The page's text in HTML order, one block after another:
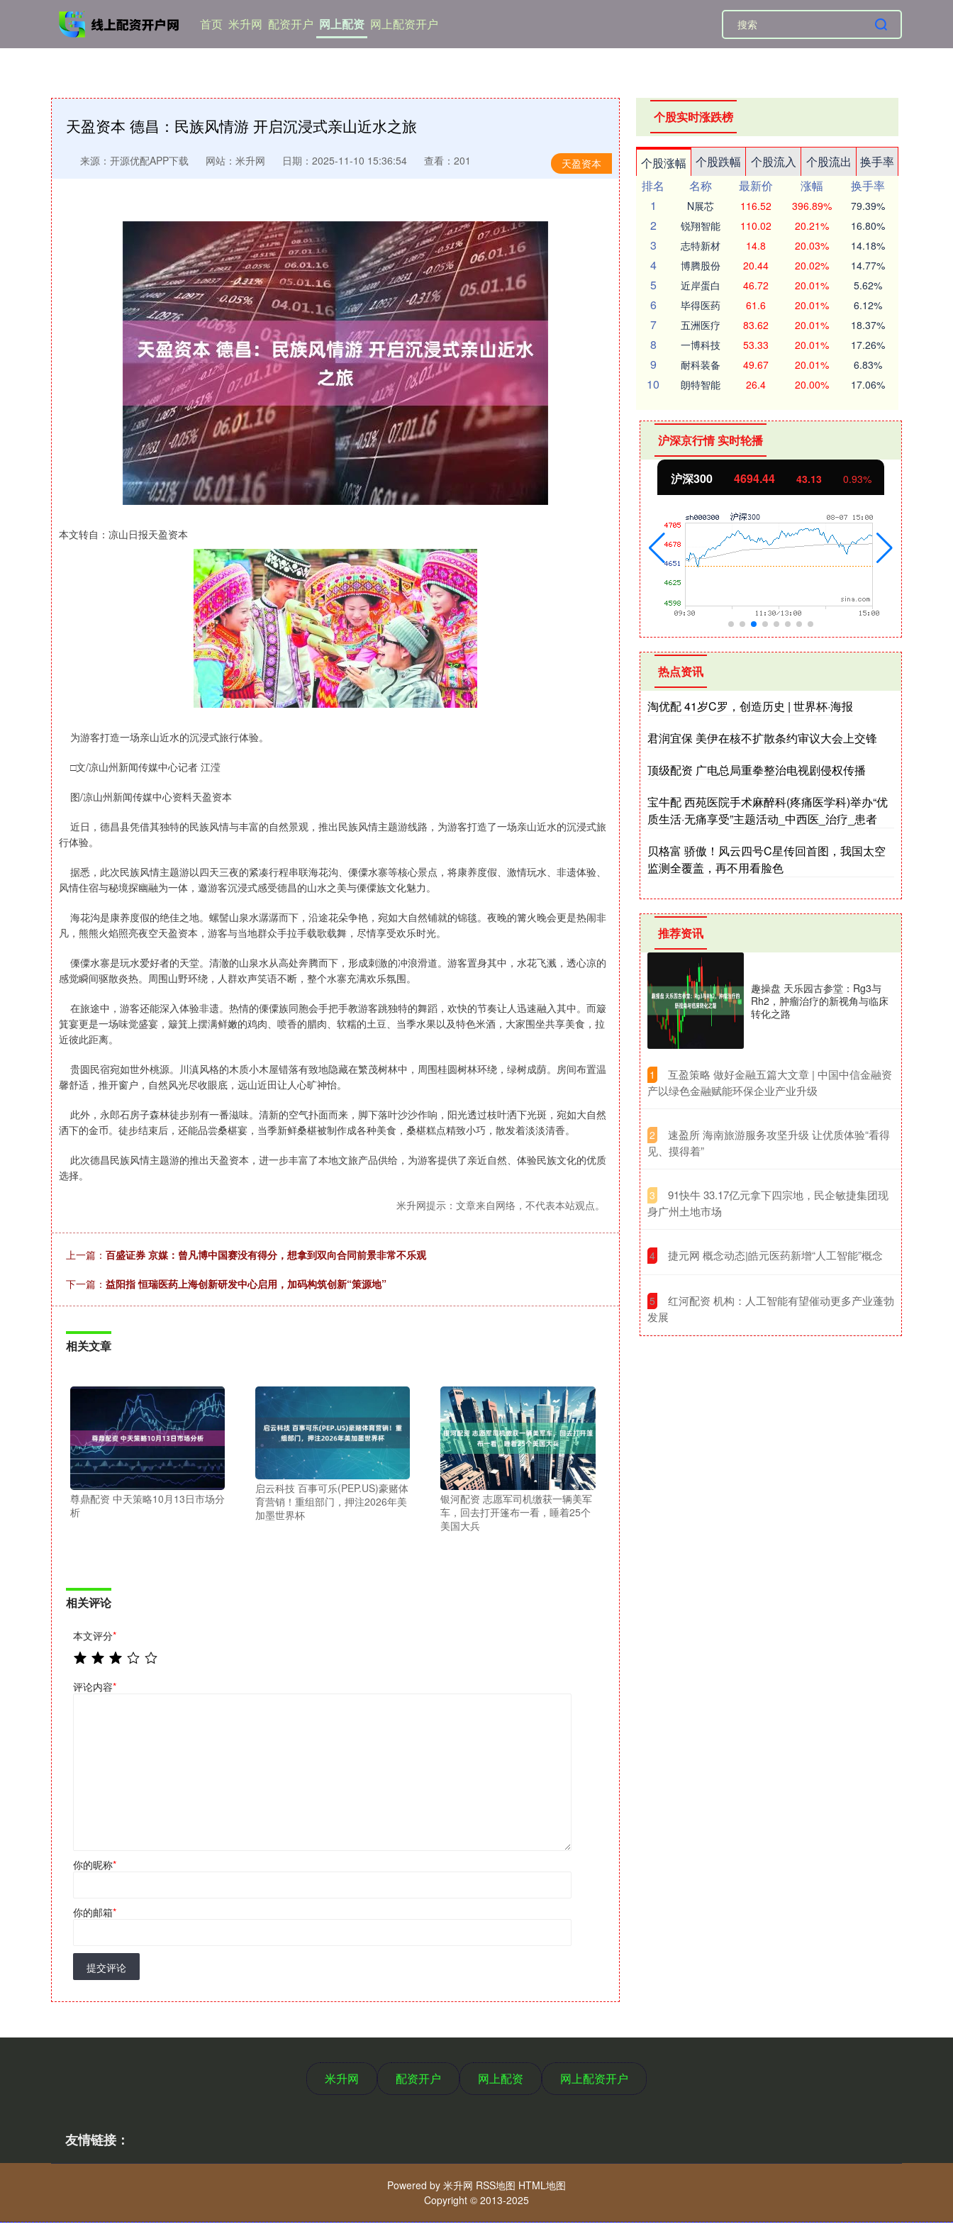
首页 米升网 配资开户 网上配资 网上配资开户
天盈资本 德昌：民族风情游 开启沉浸式亲山近水之旅
天盈资本
来源：开源优配APP下载 网站：米升网 日期：2025-11-10 15:36:54 查看：201
本文转自：凉山日报天盈资本
为游客打造一场亲山近水的沉浸式旅行体验。
□文/凉山州新闻传媒中心记者 江滢
图/凉山州新闻传媒中心资料天盈资本
近日，德昌县凭借其独特的民族风情与丰富的自然景观，推出民族风情主题游线路，为游客打造了一场亲山近水的沉浸式旅
行体验。
据悉，此次民族风情主题游以四天三夜的紧凑行程串联海花沟、傈僳水寨等核心景点，将康养度假、激情玩水、非遗体验、
风情住宿与秘境探幽融为一体，邀游客沉浸式感受德昌的山水之美与傈僳族文化魅力。
海花沟是康养度假的绝佳之地。螺髻山泉水潺潺而下，沿途花朵争艳，宛如大自然铺就的锦毯。夜晚的篝火晚会更是热闹非
凡，熊熊火焰照亮夜空天盈资本，游客与当地群众手拉手载歌载舞，尽情享受欢乐时光。
傈僳水寨是玩水爱好者的天堂。清澈的山泉水从高处奔腾而下，形成刺激的冲浪滑道。游客置身其中，水花飞溅，透心凉的
感觉瞬间驱散炎热。周围山野环绕，人群欢声笑语不断，整个水寨充满欢乐氛围。
在旅途中，游客还能深入体验非遗。热情的傈僳族同胞会手把手教游客跳独特的舞蹈，欢快的节奏让人迅速融入其中。而簸
箕宴更是一场味觉盛宴，簸箕上摆满鲜嫩的鸡肉、喷香的腊肉、软糯的土豆、当季水果以及特色米酒，大家围坐共享美食，拉
近彼此距离。
贵圆民宿宛如世外桃源。川滇风格的木质小木屋错落有致地隐藏在繁茂树林中，周围桂圆树林环绕，绿树成荫。房间布置温
馨舒适，推开窗户，自然风光尽收眼底，远山近田让人心旷神怡。
此外，永郎石房子森林徒步别有一番滋味。清新的空气扑面而来，脚下落叶沙沙作响，阳光透过枝叶洒下光斑，宛如大自然
洒下的金币。徒步结束后，还能品尝桑椹宴，当季新鲜桑椹被制作成各种美食，桑椹糕点精致小巧，散发着淡淡清香。
此次德昌民族风情主题游的推出天盈资本，进一步丰富了本地文旅产品供给，为游客提供了亲近自然、体验民族文化的优质
选择。
米升网提示：文章来自网络，不代表本站观点。
上一篇： 百盛证券 京媒：曾凡博中国赛没有得分，想拿到双向合同前景非常不乐观
下一篇： 益阳指 恒瑞医药上海创新研发中心启用，加码构筑创新“策源地”
相关文章
尊鼎配资 中天策略10月13日市场分
析
启云科技 百事可乐(PEP.US)豪赌体
育营销！重组部门，押注2026年美
加墨世界杯
银河配资 志愿军司机缴获一辆美军
车，回去打开篷布一看，睡着25个
美国大兵
相关评论
本文评分*
评论内容*
你的昵称*
你的邮箱*
提交评论
个股实时涨跌榜
个股涨幅 个股跌幅 个股流入 个股流出
换手率
排名
名称 最新价 涨幅
换手率
1
N展芯 116.52 396.89% 79.39%
2 锐翔智能 110.02 20.21% 16.80%
3 志特新材 14.8 20.03% 14.18%
4 博腾股份 20.44 20.02% 14.77%
5 近岸蛋白 46.72 20.01% 5.62%
6 毕得医药 61.6 20.01% 6.12%
7 五洲医疗 83.62 20.01% 18.37%
8 一博科技 53.33 20.01% 17.26%
9 耐科装备 49.67 20.01% 6.83%
10 朗特智能 26.4 20.00% 17.06%
沪深京行情 实时轮播
上证指数 3940.04 39.68 1.02% 深证成指 沪深300 4694.44 43.13 0.93%
热点资讯
淘优配 41岁C罗，创造历史 | 世界杯·海报
君润宜保 美伊在核不扩散条约审议大会上交锋
顶级配资 广电总局重拳整治电视剧侵权传播
宝牛配 西苑医院手术麻醉科(疼痛医学科)举办“优
质生活·无痛享受”主题活动_中西医_治疗_患者
贝格富 骄傲！风云四号C星传回首图，我国太空
监测全覆盖，再不用看脸色
推荐资讯
趣操盘 天乐园古参堂：Rg3与
Rh2，肿瘤治疗的新视角与临床
转化之路
1
​互盈策略 做好金融五篇大文章 | 中国中信金融资
产以绿色金融赋能环保企业产业升级
2
​速盈所 海南旅游服务攻坚升级 让优质体验“看得
见、摸得着”
3
​91快牛 33.17亿元拿下四宗地，民企敏捷集团现
身广州土地市场
4 ​捷元网 概念动态|皓元医药新增“人工智能”概念
5
​红河配资 机构：人工智能有望催动更多产业蓬勃
发展
米升网 配资开户 网上配资 网上配资开户
友情链接：
Powered by 米升网 RSS地图 HTML地图
Copyright © 2013-2025